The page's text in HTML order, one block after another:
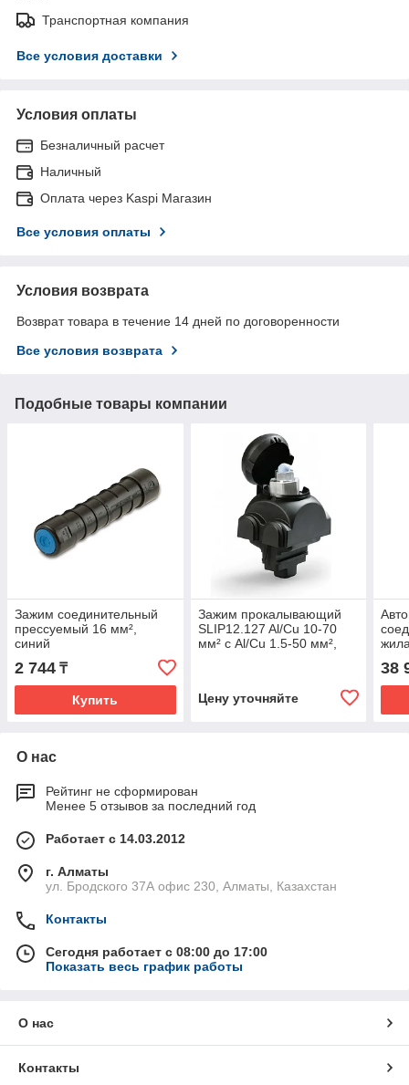
Транспортная компания
Все условия доставки
Условия оплаты
Безналичный расчет
Наличный
Оплата через Kaspi Магазин
Все условия оплаты
Условия возврата
Возврат товара в течение 14 дней по договоренности
Все условия возврата
Подобные товары компании
Зажим соединительный
прессуемый 16 мм²,
синий
2 744 ₸
Купить
Зажим прокалывающий
SLIP12.127 Al/Cu 10-70
мм² с Al/Cu 1.5-50 мм²,
Цену уточняйте
38
О нас
Рейтинг не сформирован
Менее 5 отзывов за последний год
Работает с 14.03.2012
г. Алматы
ул. Бродского 37А офис 230, Алматы, Казахстан
Контакты
Сегодня работает с 08:00 до 17:00
Показать весь график работы
О нас
Контакты